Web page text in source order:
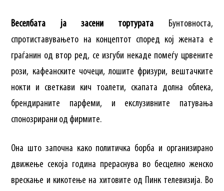
Веселбата ја засени тортурата Бунтовноста,
спротиставувањето на концептот според кој жената е
граѓанин од втор ред, се изгуби некаде помеѓу црвените
рози, кафеанските чочеци, лошите фризури, вештачките
нокти и светкави кич тоалети, скапата долна облека,
брендираните парфеми, и екслузивните патувања
спонозрирани од фирмите.
Она што започна како политичка борба и организирано
движење секоја година прераснува во бесцелно женско
врескање и кикотење на хитовите од Пинк телевизија. Во